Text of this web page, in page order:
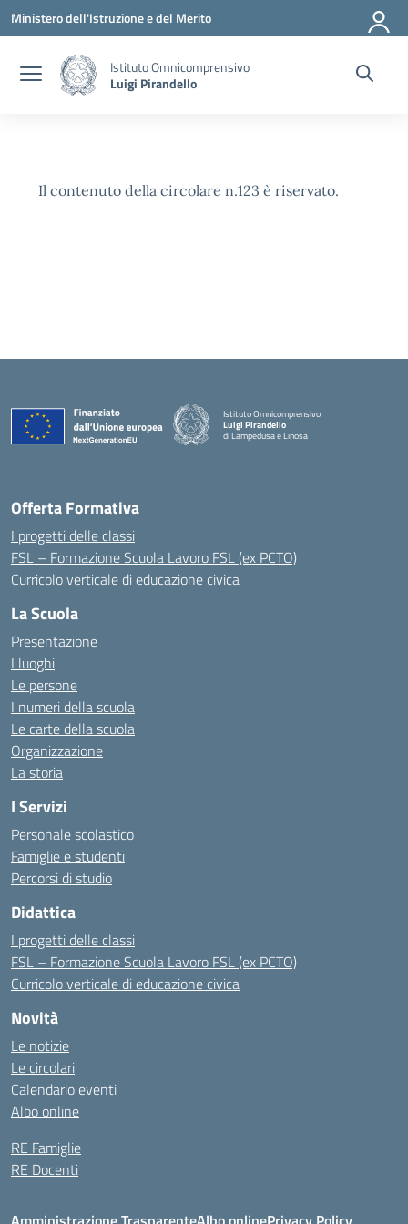
Vai ai contenuti
Vai al menu di navigazione
Vai al footer
Ministero dell'Istruzione e del Merito
Istituto Omnicomprensivo
Luigi Pirandello
Il contenuto della circolare n.123 è riservato.
Istituto Omnicomprensivo
Luigi Pirandello
di Lampedusa e Linosa
Offerta Formativa
I progetti delle classi
FSL – Formazione Scuola Lavoro FSL (ex PCTO)
Curricolo verticale di educazione civica
La Scuola
Presentazione
I luoghi
Le persone
I numeri della scuola
Le carte della scuola
Organizzazione
La storia
I Servizi
Personale scolastico
Famiglie e studenti
Percorsi di studio
Didattica
I progetti delle classi
FSL – Formazione Scuola Lavoro FSL (ex PCTO)
Curricolo verticale di educazione civica
Novità
Le notizie
Le circolari
Calendario eventi
Albo online
RE Famiglie
RE Docenti